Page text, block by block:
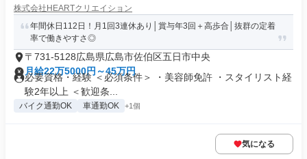
株式会社HEARTクリエイション
年間休日112日！月1回3連休あり│賞与年3回＋高歩合│抜群の定着
率で働きやすさ◎
〒731-5128広島県広島市佐伯区五日市中央
月給22万5000円～45万円
必要資格・経験 ＜必須条件＞ ・美容師免許 ・スタイリスト経
験2年以上 ＜歓迎条...
バイク通勤OK 車通勤OK +1個
気になる